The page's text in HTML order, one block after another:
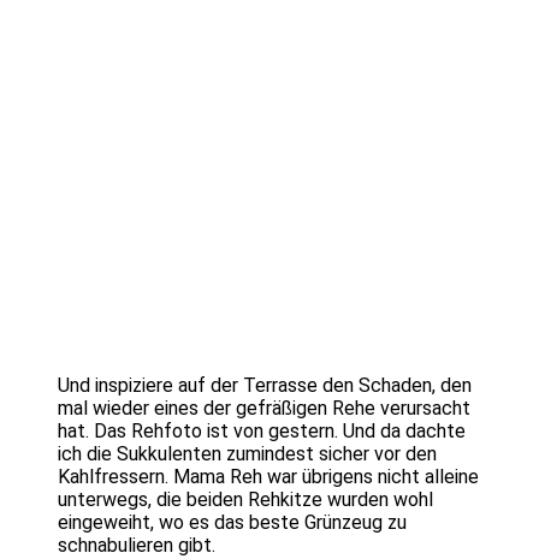
Und inspiziere auf der Terrasse den Schaden, den
mal wieder eines der gefräßigen Rehe verursacht
hat. Das Rehfoto ist von gestern. Und da dachte
ich die Sukkulenten zumindest sicher vor den
Kahlfressern. Mama Reh war übrigens nicht alleine
unterwegs, die beiden Rehkitze wurden wohl
eingeweiht, wo es das beste Grünzeug zu
schnabulieren gibt.